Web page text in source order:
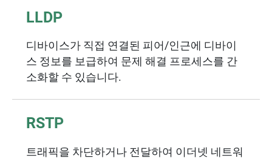
LLDP
디바이스가 직접 연결된 피어/인근에 디바이
스 정보를 보급하여 문제 해결 프로세스를 간
소화할 수 있습니다.
RSTP
트래픽을 차단하거나 전달하여 이더넷 네트워